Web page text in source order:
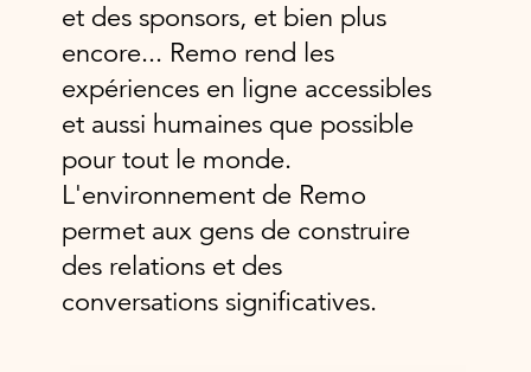
et des sponsors, et bien plus
encore... Remo rend les
expériences en ligne accessibles
et aussi humaines que possible
pour tout le monde.
L'environnement de Remo
permet aux gens de construire
des relations et des
conversations significatives.